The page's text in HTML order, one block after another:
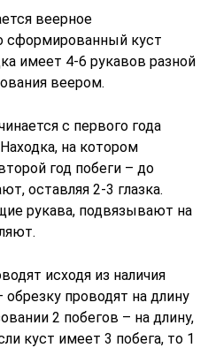
веерное
сформированный куст
имеет 4-6 рукавов разной
веером.
с первого года
на котором
год побеги – до
оставляя 2-3 глазка.
рукава, подвязывают на
исходя из наличия
проводят на длину
2 побегов – на длину,
куст имеет 3 побега, то 1